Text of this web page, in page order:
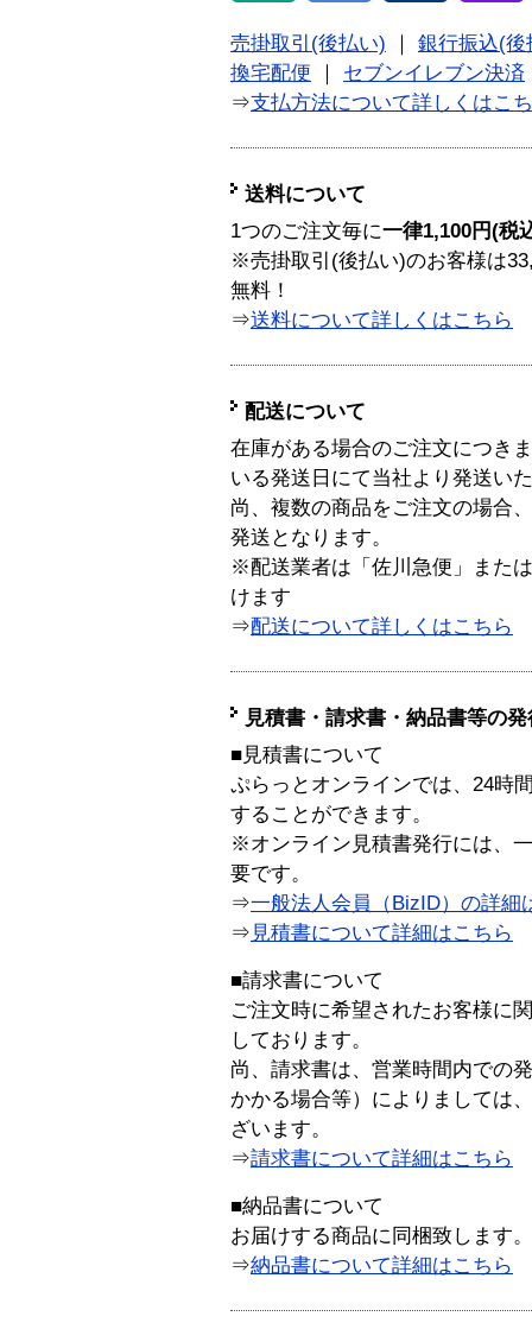
売掛取引(後払い)
銀行振込(後
換宅配便
セブンイレブン決済
⇒支払方法について詳しくはこ
送料について
1つのご注文毎に一律1,100円(税
※売掛取引(後払い)のお客様は
無料！
⇒送料について詳しくはこちら
配送について
在庫がある場合のご注文につき
いる発送日にて当社より発送い
尚、複数の商品をご注文の場合
発送となります。
※配送業者は「佐川急便」また
けます
⇒配送について詳しくはこちら
見積書・請求書・納品書等の
■見積書について
ぷらっとオンラインでは、24時
することができます。
※オンライン見積書発行には、
要です。
⇒一般法人会員（BizID）の詳細
⇒ 見積書について詳細はこちら
■請求書について
ご注文時に希望されたお客様に
しております。
尚、請求書は、営業時間内での
かかる場合等）によりましては
ざいます。
⇒請求書について詳細はこちら
■納品書について
お届けする商品に同梱致します。
⇒納品書について詳細はこちら